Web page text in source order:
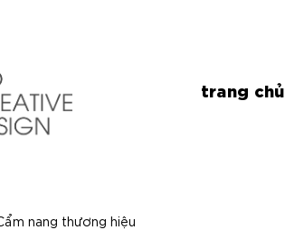
trang chủ
nang thương hiệu